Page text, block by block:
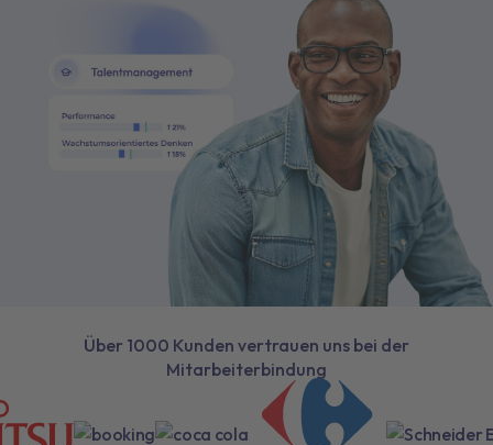
Über 1000 Kunden vertrauen uns bei der
Mitarbeiterbindung